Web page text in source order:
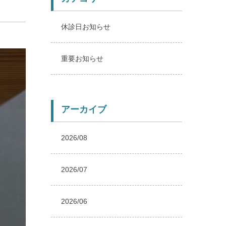
休診日お知らせ
重要お知らせ
アーカイブ
2026/08
2026/07
2026/06